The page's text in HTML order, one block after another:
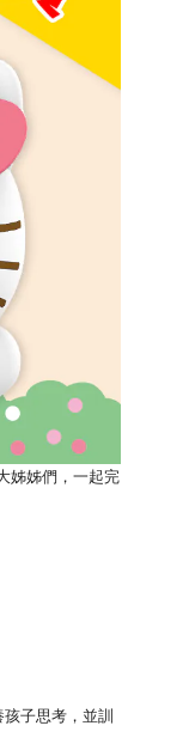
姊姊們，一起完
子思考，並訓